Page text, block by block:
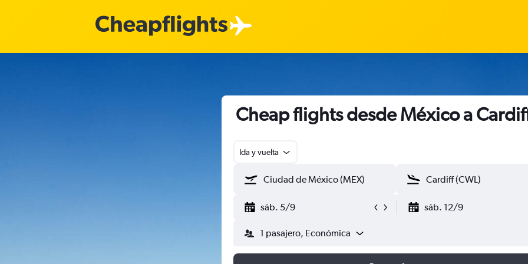
Cheap flights desde México a
Ida y vuelta
sáb. 5/9 sáb. 12/9
1 pasajero, Económica